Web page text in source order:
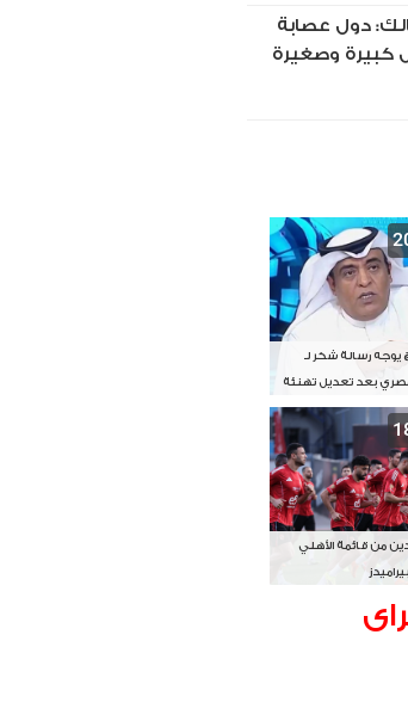
دول عصابة
وصغيرة
يوجه رسالة شكر لـ
بعد تعديل تهنئة
من قائمة الأهلي